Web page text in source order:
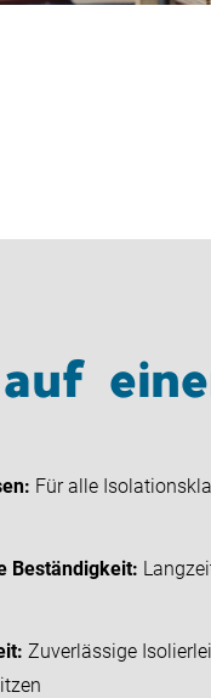
Für alle
Beständigkeit:
Zuverlässige